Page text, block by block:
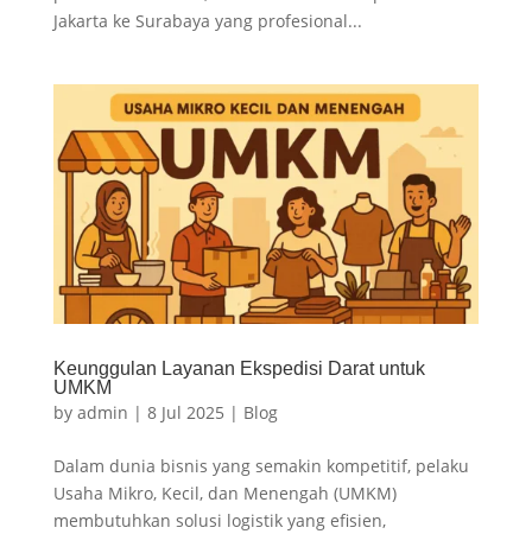
Jakarta ke Surabaya yang profesional...
Keunggulan Layanan Ekspedisi Darat untuk
UMKM
by admin | 8 Jul 2025 | Blog
Dalam dunia bisnis yang semakin kompetitif, pelaku
Usaha Mikro, Kecil, dan Menengah (UMKM)
membutuhkan solusi logistik yang efisien,